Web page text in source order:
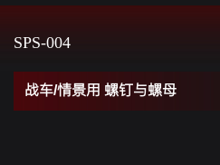
SPS-004
战车/情景用 螺钉与螺母